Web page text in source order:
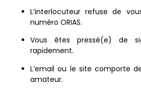
L’interlocuteur refuse de
numéro ORIAS.
Vous êtes pressé(e) de
rapidement.
L’email ou le site comporte
amateur.